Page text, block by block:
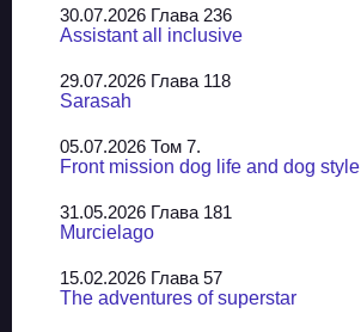
30.07.2026 Глава 236
Assistant all inclusive
29.07.2026 Глава 118
Sarasah
05.07.2026 Том 7.
Front mission dog life and dog style
31.05.2026 Глава 181
Murcielago
15.02.2026 Глава 57
The adventures of superstar